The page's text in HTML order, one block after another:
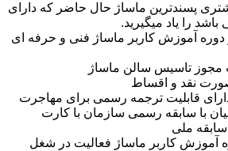
پسندترین ماساژ حال حاضر که دارای
باشد را یاد میگیرید.
آموزش کاربر ماساژ فنی و حرفه ای
مجوز تاسیس سالن ماساژ
نقد و اقساط
قابلیت ترجمه رسمی برای مهاجرت
با سابقه رسمی سازمان با کارت
ملی
کاربر ماساژ فعالیت در شغل